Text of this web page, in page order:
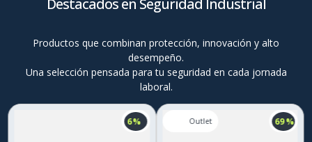
Destacados en Seguridad Industrial
Productos que combinan protección, innovación y alto
desempeño.
Una selección pensada para tu seguridad en cada jornada
laboral.
6 % 69 %